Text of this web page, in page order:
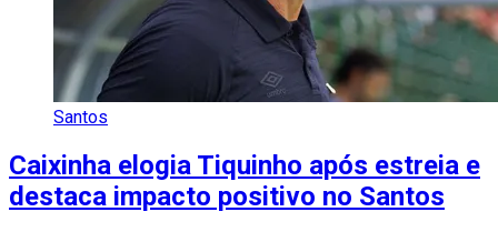
Santos
Caixinha elogia Tiquinho após estreia e
destaca impacto positivo no Santos